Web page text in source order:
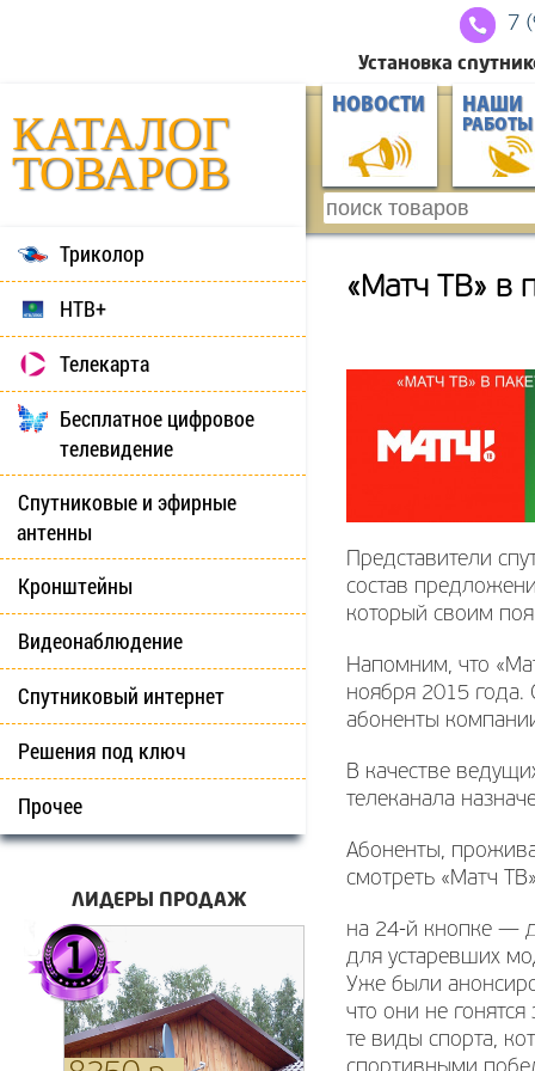
7
Установка
КАТАЛОГ
ТОВАРОВ
НОВОСТИ НАШИ
РАБОТЫ
Триколор
НТВ+
Телекарта
Бесплатное цифровое
телевидение
Спутниковые и эфирные
антенны
Кронштейны
Видеонаблюдение
Спутниковый интернет
Решения под ключ
Прочее
ЛИДЕРЫ ПРОДАЖ
«Матч ТВ» в
Представители
состав
который своим
Напомним, что
ноября 2015 года.
абоненты
В качестве
телеканала
Абоненты,
смотреть «Матч
на 24-й кнопке —
для устаревших
Уже были
что они не
те виды спорта,